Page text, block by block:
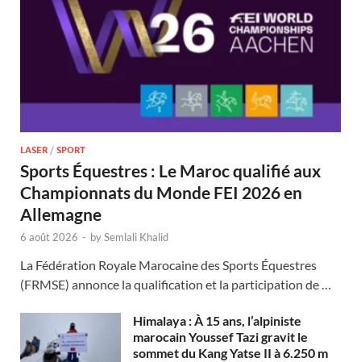
LASER / SPORT
Sports Équestres : Le Maroc qualifié aux
Championnats du Monde FEI 2026 en
Allemagne
6 août 2026 - bySemlali Khalid
La Fédération Royale Marocaine des Sports Équestres
(FRMSE) annonce la qualification et la participation de …
Himalaya : À 15 ans, l’alpiniste
marocain Youssef Tazi gravit le
sommet du Kang Yatse II à 6.250 m